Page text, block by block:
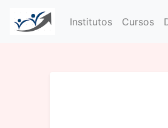
Institutos Cursos